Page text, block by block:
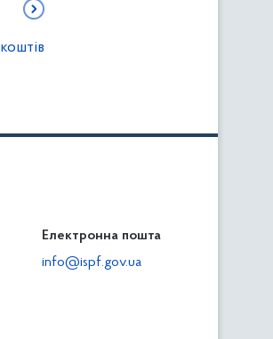
Електронна пошта
info@ispf.gov.ua